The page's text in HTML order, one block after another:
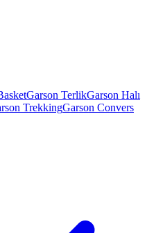
Garson TerlikGarson Halı
TrekkingGarson Convers